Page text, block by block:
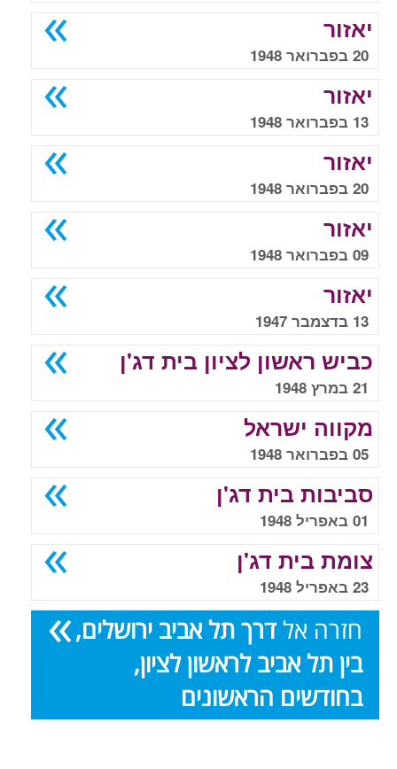
יאזור
20 בפברואר 1948
יאזור
13 בפברואר 1948
יאזור
20 בפברואר 1948
יאזור
09 בפברואר 1948
יאזור
13 בדצמבר 1947
כביש ראשון לציון בית דג'ן
21 במרץ 1948
מקווה ישראל
05 בפברואר 1948
סביבות בית דג'ן
01 באפריל 1948
צומת בית דג'ן
23 באפריל 1948
חזרה אלדרך תל אביב ירושלים,
בין תל אביב לראשון לציון,
בחודשים הראשונים